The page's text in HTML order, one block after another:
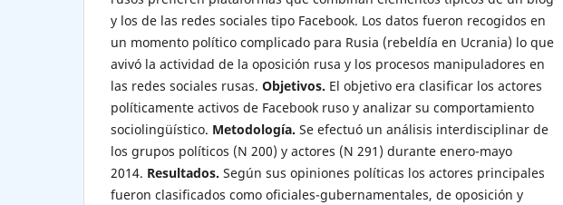
y los de las redes sociales tipo Facebook. Los datos fueron recogidos en
un momento político complicado para Rusia (rebeldía en Ucrania) lo que
avivó la actividad de la oposición rusa y los procesos manipuladores en
las redes sociales rusas. Objetivos. El objetivo era clasificar los actores
políticamente activos de Facebook ruso y analizar su comportamiento
sociolingüístico. Metodología. Se efectuó un análisis interdisciplinar de
los grupos políticos (N 200) y actores (N 291) durante enero-mayo
2014. Resultados. Según sus opiniones políticas los actores principales
fueron clasificados como oficiales-gubernamentales, de oposición y